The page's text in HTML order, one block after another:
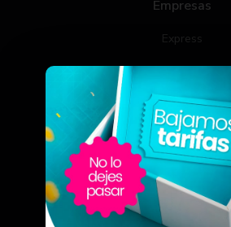
Empresas
Express
Conductores
Personas
Quienes somos
Sobre Nosotros
Trabaja con nosotros